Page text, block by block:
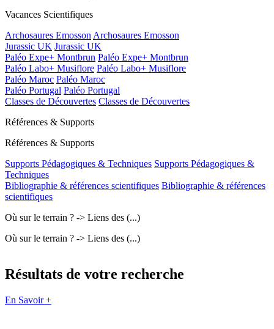
Vacances Scientifiques
Archosaures EmossonArchosaures Emosson
Jurassic UK Jurassic UK
Paléo Expe+ Montbrun Paléo Expe+ Montbrun
Paléo Labo+ Musiflore Paléo Labo+ Musiflore
Paléo Maroc Paléo Maroc
Paléo Portugal Paléo Portugal
Classes de Découvertes Classes de Découvertes
Références & Supports
Références & Supports
Supports Pédagogiques & Techniques Supports Pédagogiques &
Techniques
Bibliographie & références scientifiques Bibliographie & références
scientifiques
Où sur le terrain ? -> Liens des (...)
Où sur le terrain ? -> Liens des (...)
Résultats de votre recherche
En Savoir +